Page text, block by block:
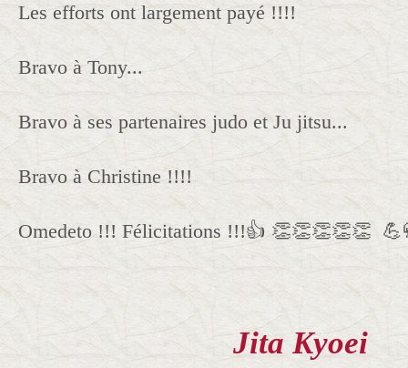
Les efforts ont largement payé !!!!
Bravo à Tony...
Bravo à ses partenaires judo et Ju jitsu...
Bravo à Christine !!!!
Omedeto !!! Félicitations !!!👍 👏👏👏👏👏
Jita Kyoei